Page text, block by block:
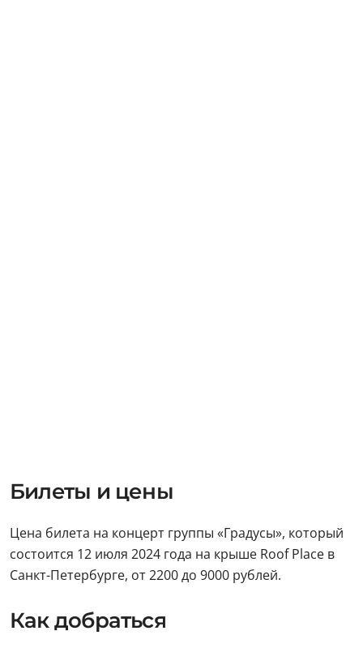
Билеты и цены
Цена билета на концерт группы «Градусы», который
состоится 12 июля 2024 года на крыше Roof Place в
Санкт-Петербурге, от 2200 до 9000 рублей.
Как добраться